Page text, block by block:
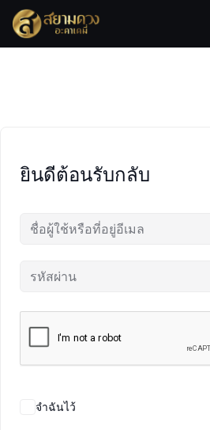
Skip
content
ยินดีต้อนรับกลับ
จำฉันไว้